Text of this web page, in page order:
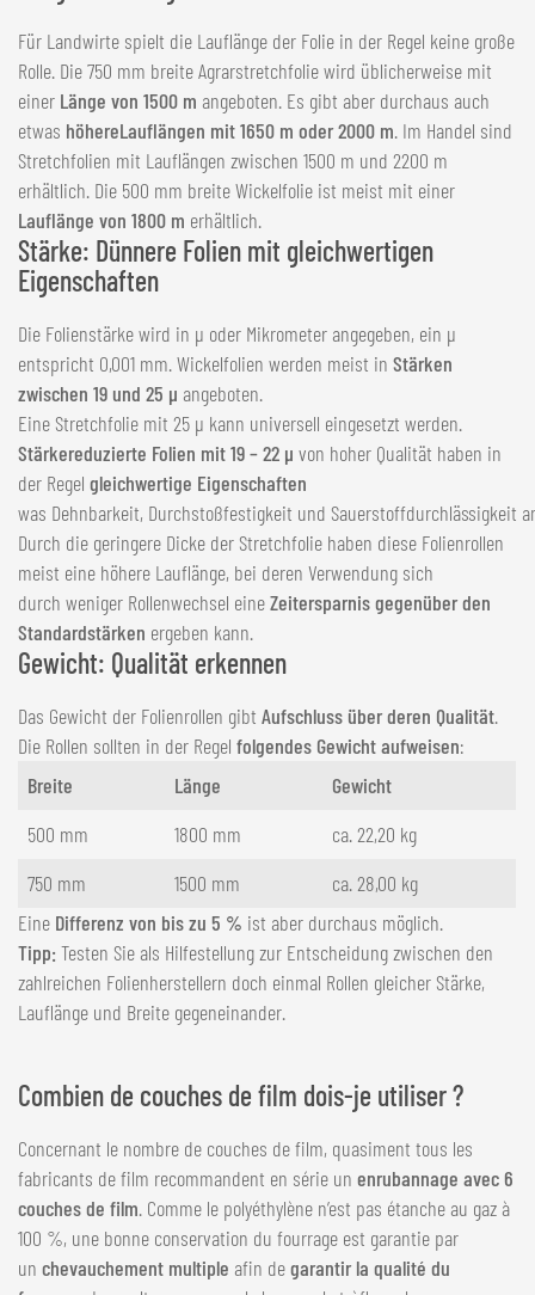
Für Landwirte spielt die Lauflänge der Folie in der Regel keine große
Rolle. Die 750 mm breite Agrarstretchfolie wird üblicherweise mit
einer Länge von 1500 m angeboten. Es gibt aber durchaus auch
etwas höhereLauflängen mit 1650 m oder 2000 m. Im Handel sind
Stretchfolien mit Lauflängen zwischen 1500 m und 2200 m
erhältlich. Die 500 mm breite Wickelfolie ist meist mit einer
Lauflänge von 1800 m erhältlich.
Stärke: Dünnere Folien mit gleichwertigen
Eigenschaften
Die Folienstärke wird in µ oder Mikrometer angegeben, ein µ
entspricht 0,001 mm. Wickelfolien werden meist in Stärken
zwischen 19 und 25 µ angeboten.
Eine Stretchfolie mit 25 µ kann universell eingesetzt werden.
Stärkereduzierte Folien mit 19 – 22 µ von hoher Qualität haben in
der Regel gleichwertige Eigenschaften
was Dehnbarkeit, Durchstoßfestigkeit und Sauerstoffdurchlässigkeit
Durch die geringere Dicke der Stretchfolie haben diese Folienrollen
meist eine höhere Lauflänge, bei deren Verwendung sich
durch weniger Rollenwechsel eineZeitersparnis gegenüber den
Standardstärken ergeben kann.
Gewicht: Qualität erkennen
Das Gewicht der Folienrollen gibt Aufschluss über deren Qualität.
Die Rollen sollten in der Regel folgendes Gewicht aufweisen:
Breite
Länge
Gewicht
500 mm
1800 mm
ca. 22,20 kg
750 mm
1500 mm
ca. 28,00 kg
Eine Differenz von bis zu 5 % ist aber durchaus möglich.
Tipp: Testen Sie als Hilfestellung zur Entscheidung zwischen den
zahlreichen Folienherstellern doch einmal Rollen gleicher Stärke,
Lauflänge und Breite gegeneinander.
Combien de couches de film dois-je utiliser ?
Concernant le nombre de couches de film, quasiment tous les
fabricants de film recommandent en série un enrubannage avec 6
couches de film. Comme le polyéthylène n’est pas étanche au gaz à
100 %, une bonne conservation du fourrage est garantie par
un chevauchement multiple afin degarantir la qualité du